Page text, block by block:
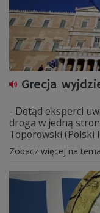
Grecja
- Dotąd eksperci
droga w jedną
Toporowski (Polski
Zobacz więcej na